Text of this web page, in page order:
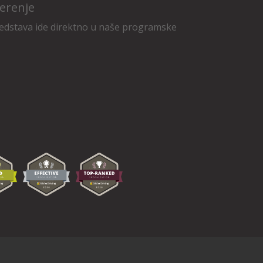
ide direktno u naše programske